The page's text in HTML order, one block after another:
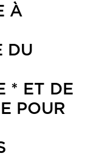
À
DU
* ET DE
POUR